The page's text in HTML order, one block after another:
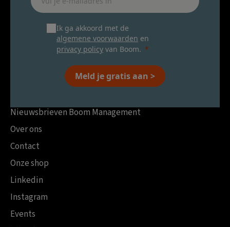
Ik ga akkoord met de
algemene voorwaarden en
privacy policy van Boom.
Meld je gratis aan >
Nieuwsbrieven Boom Management
Over ons
Contact
Onze shop
Linkedin
Instagram
Events